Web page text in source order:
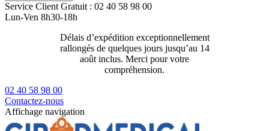
Service Client Gratuit : 02 40 58 98 00
Lun-Ven 8h30-18h
Délais d’expédition exceptionnellement
rallongés de quelques jours jusqu’au 14
août inclus. Merci pour votre
compréhension.
02 40 58 98 00
Contactez-nous
Affichage navigation